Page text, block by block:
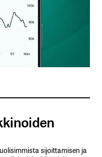
sijoittamisen ja